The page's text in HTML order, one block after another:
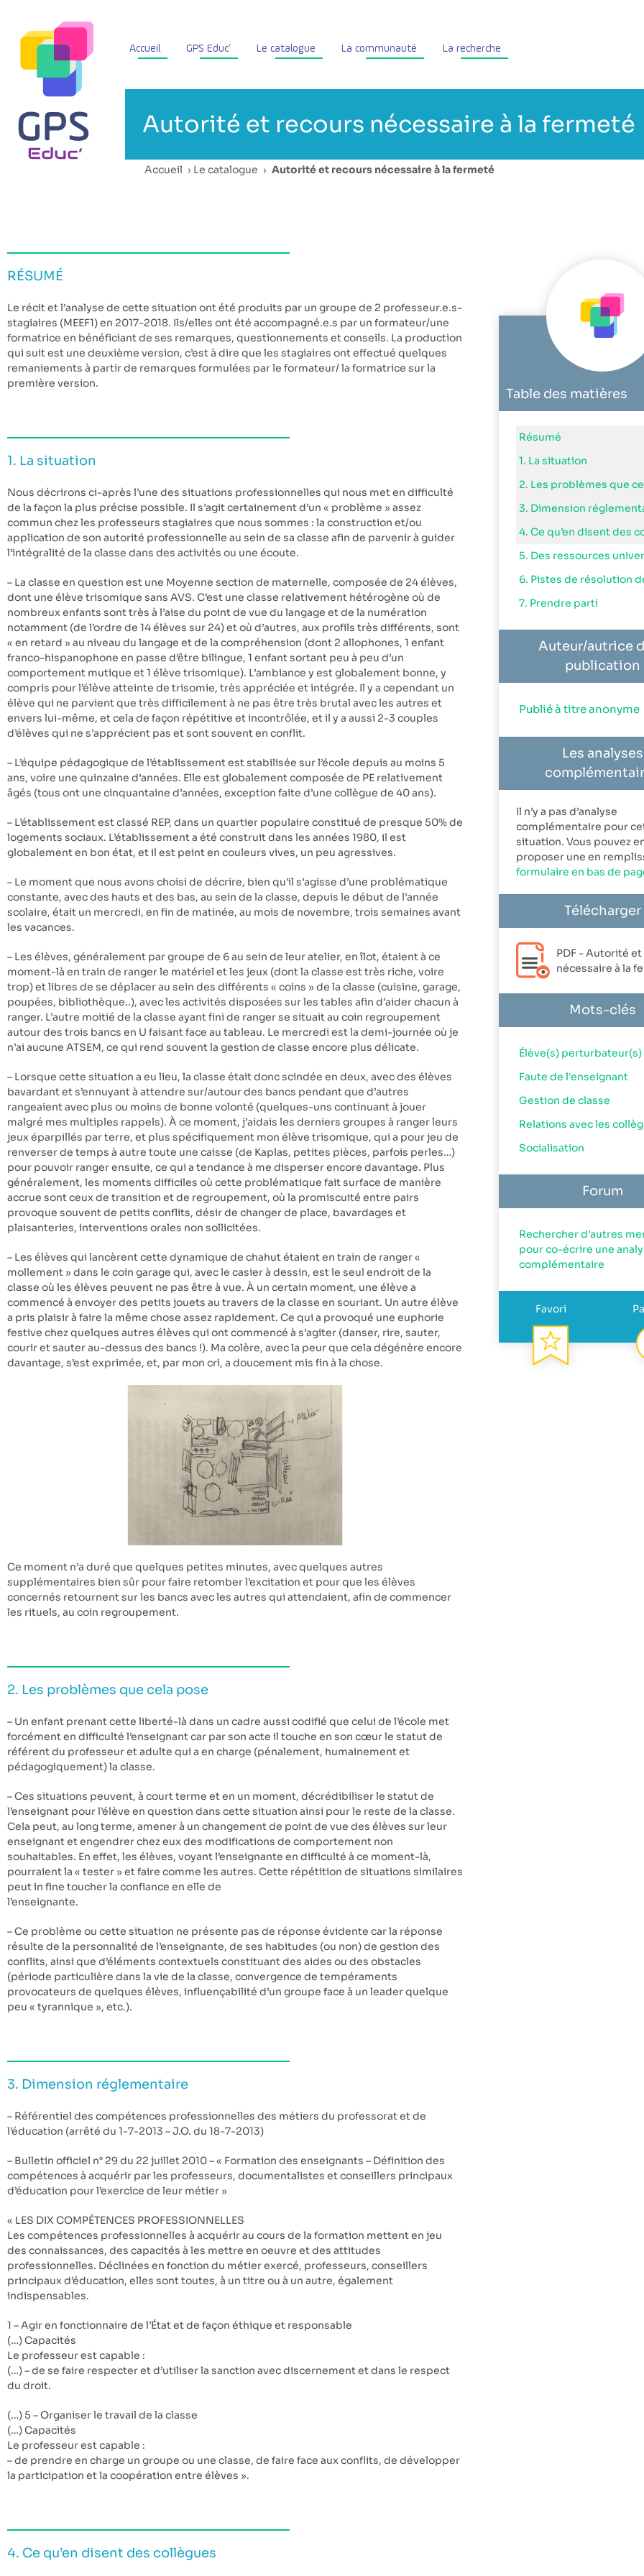
Accueil GPS Educ’ Le catalogue La communauté La recherche
Autorité et recours nécessaire à la fermeté
Accueil › Le catalogue › Autorité et recours nécessaire à la fermeté
RÉSUMÉ
Le récit et l’analyse de cette situation ont été produits par un groupe de 2 professeur.e.s-
stagiaires (MEEF1) en 2017-2018. Ils/elles ont été accompagné.e.s par un formateur/une
formatrice en bénéficiant de ses remarques, questionnements et conseils. La production
qui suit est une deuxième version, c’est à dire que les stagiaires ont effectué quelques
remaniements à partir de remarques formulées par le formateur/ la formatrice sur la
première version.
1. La situation
Nous décrirons ci-après l’une des situations professionnelles qui nous met en difficulté
de la façon la plus précise possible. Il s’agit certainement d’un « problème » assez
commun chez les professeurs stagiaires que nous sommes : la construction et/ou
application de son autorité professionnelle au sein de sa classe afin de parvenir à guider
l’intégralité de la classe dans des activités ou une écoute.
– La classe en question est une Moyenne section de maternelle, composée de 24 élèves,
dont une élève trisomique sans AVS. C’est une classe relativement hétérogène où de
nombreux enfants sont très à l’aise du point de vue du langage et de la numération
notamment (de l’ordre de 14 élèves sur 24) et où d’autres, aux profils très différents, sont
« en retard » au niveau du langage et de la compréhension (dont 2 allophones, 1 enfant
franco-hispanophone en passe d’être bilingue, 1 enfant sortant peu à peu d’un
comportement mutique et 1 élève trisomique). L’ambiance y est globalement bonne, y
compris pour l’élève atteinte de trisomie, très appréciée et intégrée. Il y a cependant un
élève qui ne parvient que très difficilement à ne pas être très brutal avec les autres et
envers lui-même, et cela de façon répétitive et incontrôlée, et il y a aussi 2-3 couples
d’élèves qui ne s’apprécient pas et sont souvent en conflit.
– L’équipe pédagogique de l’établissement est stabilisée sur l’école depuis au moins 5
ans, voire une quinzaine d’années. Elle est globalement composée de PE relativement
âgés (tous ont une cinquantaine d’années, exception faite d’une collègue de 40 ans).
– L’établissement est classé REP, dans un quartier populaire constitué de presque 50% de
logements sociaux. L’établissement a été construit dans les années 1980, il est
globalement en bon état, et il est peint en couleurs vives, un peu agressives.
– Le moment que nous avons choisi de décrire, bien qu’il s’agisse d’une problématique
constante, avec des hauts et des bas, au sein de la classe, depuis le début de l’année
scolaire, était un mercredi, en fin de matinée, au mois de novembre, trois semaines avant
les vacances.
– Les élèves, généralement par groupe de 6 au sein de leur atelier, en îlot, étaient à ce
moment-là en train de ranger le matériel et les jeux (dont la classe est très riche, voire
trop) et libres de se déplacer au sein des différents « coins » de la classe (cuisine, garage,
poupées, bibliothèque..), avec les activités disposées sur les tables afin d’aider chacun à
ranger. L’autre moitié de la classe ayant fini de ranger se situait au coin regroupement
autour des trois bancs en U faisant face au tableau. Le mercredi est la demi-journée où je
n’ai aucune ATSEM, ce qui rend souvent la gestion de classe encore plus délicate.
– Lorsque cette situation a eu lieu, la classe était donc scindée en deux, avec des élèves
bavardant et s’ennuyant à attendre sur/autour des bancs pendant que d’autres
rangeaient avec plus ou moins de bonne volonté (quelques-uns continuant à jouer
malgré mes multiples rappels). À ce moment, j’aidais les derniers groupes à ranger leurs
jeux éparpillés par terre, et plus spécifiquement mon élève trisomique, qui a pour jeu de
renverser de temps à autre toute une caisse (de Kaplas, petites pièces, parfois perles…)
pour pouvoir ranger ensuite, ce qui a tendance à me disperser encore davantage. Plus
généralement, les moments difficiles où cette problématique fait surface de manière
accrue sont ceux de transition et de regroupement, où la promiscuité entre pairs
provoque souvent de petits conflits, désir de changer de place, bavardages et
plaisanteries, interventions orales non sollicitées.
– Les élèves qui lancèrent cette dynamique de chahut étaient en train de ranger «
mollement » dans le coin garage qui, avec le casier à dessin, est le seul endroit de la
classe où les élèves peuvent ne pas être à vue. À un certain moment, une élève a
commencé à envoyer des petits jouets au travers de la classe en souriant. Un autre élève
a pris plaisir à faire la même chose assez rapidement. Ce qui a provoqué une euphorie
festive chez quelques autres élèves qui ont commencé à s’agiter (danser, rire, sauter,
courir et sauter au-dessus des bancs !). Ma colère, avec la peur que cela dégénère encore
davantage, s’est exprimée, et, par mon cri, a doucement mis fin à la chose.
Ce moment n’a duré que quelques petites minutes, avec quelques autres
supplémentaires bien sûr pour faire retomber l’excitation et pour que les élèves
concernés retournent sur les bancs avec les autres qui attendaient, afin de commencer
les rituels, au coin regroupement.
2. Les problèmes que cela pose
– Un enfant prenant cette liberté-là dans un cadre aussi codifié que celui de l’école met
forcément en difficulté l’enseignant car par son acte il touche en son cœur le statut de
référent du professeur et adulte qui a en charge (pénalement, humainement et
pédagogiquement) la classe.
– Ces situations peuvent, à court terme et en un moment, décrédibiliser le statut de
l’enseignant pour l’élève en question dans cette situation ainsi pour le reste de la classe.
Cela peut, au long terme, amener à un changement de point de vue des élèves sur leur
enseignant et engendrer chez eux des modifications de comportement non
souhaitables. En effet, les élèves, voyant l’enseignante en difficulté à ce moment-là,
pourraient la « tester » et faire comme les autres. Cette répétition de situations similaires
peut in fine toucher la confiance en elle de
l’enseignante.
– Ce problème ou cette situation ne présente pas de réponse évidente car la réponse
résulte de la personnalité de l’enseignante, de ses habitudes (ou non) de gestion des
conflits, ainsi que d’éléments contextuels constituant des aides ou des obstacles
(période particulière dans la vie de la classe, convergence de tempéraments
provocateurs de quelques élèves, influençabilité d’un groupe face à un leader quelque
peu « tyrannique », etc.).
3. Dimension réglementaire
– Référentiel des compétences professionnelles des métiers du professorat et de
l’éducation (arrêté du 1-7-2013 – J.O. du 18-7-2013)
– Bulletin officiel n° 29 du 22 juillet 2010 – « Formation des enseignants – Définition des
compétences à acquérir par les professeurs, documentalistes et conseillers principaux
d’éducation pour l’exercice de leur métier »
« LES DIX COMPÉTENCES PROFESSIONNELLES
Les compétences professionnelles à acquérir au cours de la formation mettent en jeu
des connaissances, des capacités à les mettre en oeuvre et des attitudes
professionnelles. Déclinées en fonction du métier exercé, professeurs, conseillers
principaux d’éducation, elles sont toutes, à un titre ou à un autre, également
indispensables.
1 – Agir en fonctionnaire de l’État et de façon éthique et responsable
(…) Capacités
Le professeur est capable :
(…) – de se faire respecter et d’utiliser la sanction avec discernement et dans le respect
du droit.
(…) 5 – Organiser le travail de la classe
(…) Capacités
Le professeur est capable :
– de prendre en charge un groupe ou une classe, de faire face aux conflits, de développer
la participation et la coopération entre élèves ».
4. Ce qu’en disent des collègues
Table des matières
Résumé
1. La situation
2. Les problèmes que
3. Dimension
4. Ce qu’en disent des
5. Des ressources
7. Prendre parti
Auteur/autrice
publication
Publié à titre anonyme
Les analyses
Il n’y a pas d’analyse
complémentaire pour
situation. Vous pouvez
proposer une en
formulaire en bas de
Télécharger
PDF - Autorité
nécessaire à la
Mots-clés
Élève(s) perturbateur(s)
Faute de l'enseignant
Gestion de classe
Relations avec les
Socialisation
Forum
Rechercher d’autres
pour co-écrire une
complémentaire
Favori